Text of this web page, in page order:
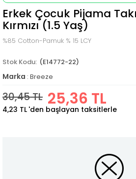
Erkek Çocuk Pijama
Kırmızı (1.5 Yaş)
%85 Cotton-Pamuk % 15 LCY
(E14772-22)
Marka : Breeze
30,45 TL 25,36 TL
4,23 TL 'den başlayan taksitlerle